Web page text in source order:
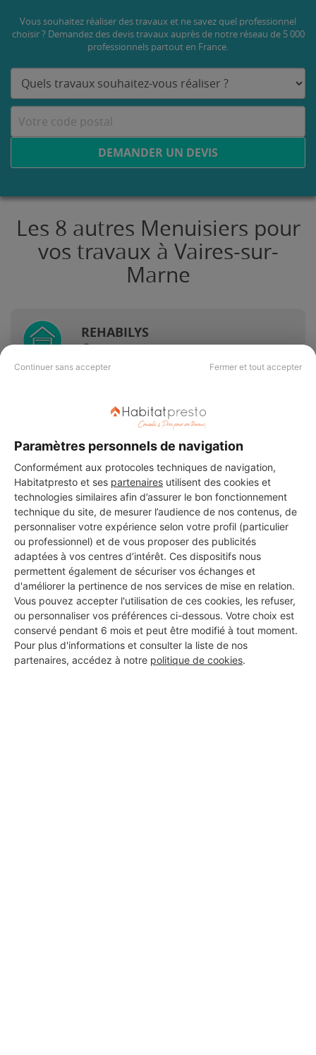
Continuer sans accepter Fermer et tout accepter
Paramètres personnels de navigation
Conformément aux protocoles techniques de navigation,
Habitatpresto et ses partenaires utilisent des cookies et
technologies similaires afin d’assurer le bon fonctionnement
technique du site, de mesurer l’audience de nos contenus, de
personnaliser votre expérience selon votre profil (particulier
ou professionnel) et de vous proposer des publicités
adaptées à vos centres d’intérêt. Ces dispositifs nous
permettent également de sécuriser vos échanges et
d'améliorer la pertinence de nos services de mise en relation.
Vous pouvez accepter l'utilisation de ces cookies, les refuser,
ou personnaliser vos préférences ci-dessous. Votre choix est
conservé pendant 6 mois et peut être modifié à tout moment.
Pour plus d'informations et consulter la liste de nos
partenaires, accédez à notre politique de cookies.
Vous souhaitez réaliser des travaux et ne savez quel professionnel
choisir ? Demandez des devis travaux auprès de notre réseau de 5 000
professionnels partout en France.
DEMANDER UN DEVIS
Les 8 autres Menuisiers pour
vos travaux à Vaires-sur-
Marne
REHABILYS
Voir sa fiche
STEPHANE DEPARPE
Vaires-sur-Marne
32 ans d'expérience
Voir sa fiche
Maçonnerie
Vaires-sur-Marne